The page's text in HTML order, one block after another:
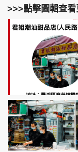
>>>點擊圖輯查